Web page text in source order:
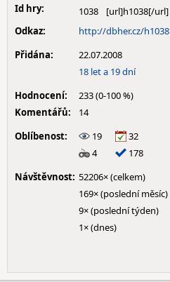
Id hry:
1038
Odkaz:
http://dbher.cz/h1038
Přidána:
22.07.2008
18 let a 19 dní
Hodnocení:
233 (0-100 %)
Komentářů:
14
Oblíbenost:
19
32
4
178
Návštěvnost: 52206× (celkem)
169× (poslední měsíc)
9× (poslední týden)
1× (dnes)